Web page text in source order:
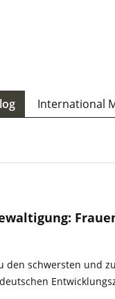
International
den schwersten und